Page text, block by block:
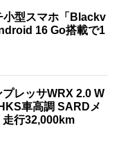
小型スマホ「Blackv
16 Go搭載で1
レッサWRX 2.0 W
車高調 SARDメ
走行32,000km